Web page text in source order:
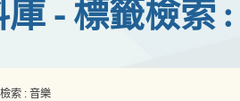
- 標籤檢索 :
索 : 音樂